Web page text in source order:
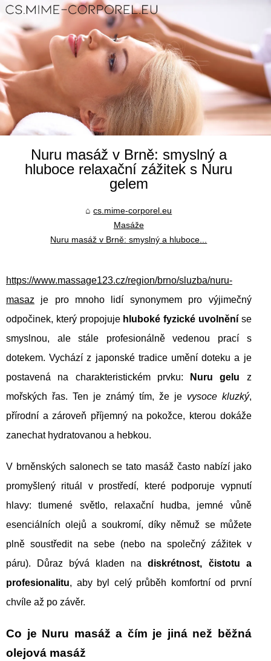
Nuru masáž v Brně: smyslný a
hluboce relaxační zážitek s Nuru
gelem
cs.mime-corporel.eu
Masáže
Nuru masáž v Brně: smyslný a hluboce...
https://www.massage123.cz/region/brno/sluzba/nuru-
masaz je pro mnoho lidí synonymem pro výjimečný
odpočinek, který propojuje hluboké fyzické uvolněníse
smyslnou, ale stále profesionálně vedenou prací s
dotekem. Vychází z japonské tradice umění doteku a je
postavená na charakteristickém prvku:
Nuru gelu z
mořských řas. Ten je známý tím, že je vysoce kluzký,
přírodní a zároveň příjemný na pokožce, kterou dokáže
zanechat hydratovanou a hebkou.
V brněnských salonech se tato masáž často nabízí jako
promyšlený rituál v prostředí, které podporuje vypnutí
hlavy: tlumené světlo, relaxační hudba, jemné vůně
esenciálních olejů a soukromí, díky němuž se můžete
plně soustředit na sebe (nebo na společný zážitek v
páru). Důraz bývá kladen nadiskrétnost, čistotu a
profesionalitu, aby byl celý průběh komfortní od první
chvíle až po závěr.
Co je Nuru masáž a čím je jiná než běžná
olejová masáž